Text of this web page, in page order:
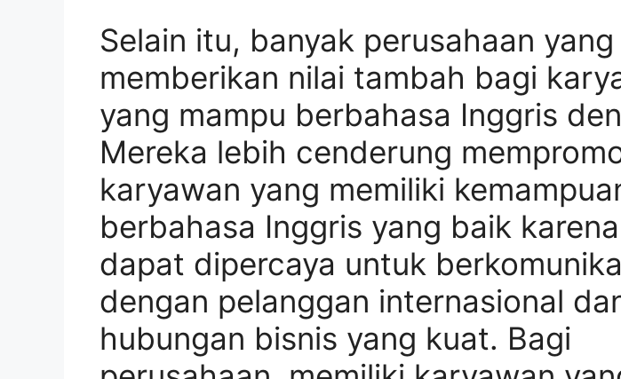
Selain itu, banyak perusahaan yang
memberikan nilai tambah bagi
yang mampu berbahasa Inggris
Mereka lebih cenderung
karyawan yang memiliki
berbahasa Inggris yang baik
dapat dipercaya untuk
dengan pelanggan internasional
hubungan bisnis yang kuat. Bagi